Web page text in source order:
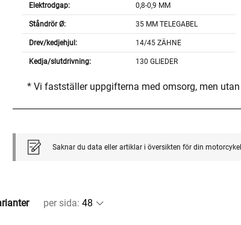
Elektrodgap: 0,8-0,9 MM
Ståndrör Ø: 35 MM TELEGABEL
Drev/kedjehjul: 14/45 ZÄHNE
Kedja/slutdrivning: 130 GLIEDER
* Vi fastställer uppgifterna med omsorg, men
Saknar du data eller artiklar i översikten för din
per sida: